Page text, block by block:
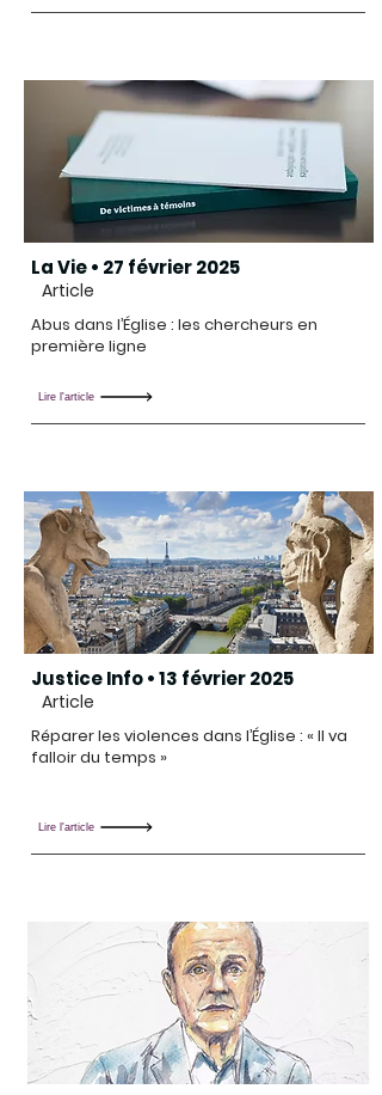
La Vie • 27 février 2025
Article
Abus dans l’Église : les chercheurs en
première ligne
Lire l'article
Justice Info • 13 février 2025
Article
Réparer les violences dans l’Église : « Il va
falloir du temps »
Lire l'article